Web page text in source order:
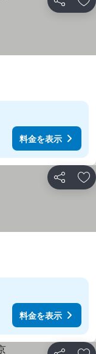
シェア お
料金を表示
シェア お
料金を表示